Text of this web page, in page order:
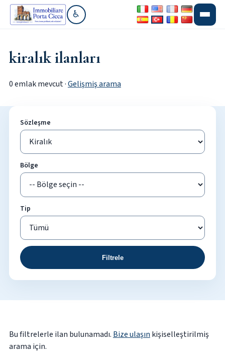
♿Erişilebilirlik bölümüne git
kiralık ilanları
0 emlak mevcut ·Gelişmiş arama
Sözleşme
Bölge
Tip
Filtrele
Bu filtrelerle ilan bulunamadı. Bize ulaşın kişiselleştirilmiş
arama için.